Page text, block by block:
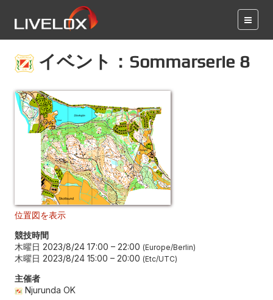
イベント：Sommarserie 8
位置図を表示
競技時間
木曜日 2023/8/24 17:00 – 22:00 Europe/Berlin
木曜日 2023/8/24 15:00 – 20:00 Etc/UTC
主催者
Njurunda OK